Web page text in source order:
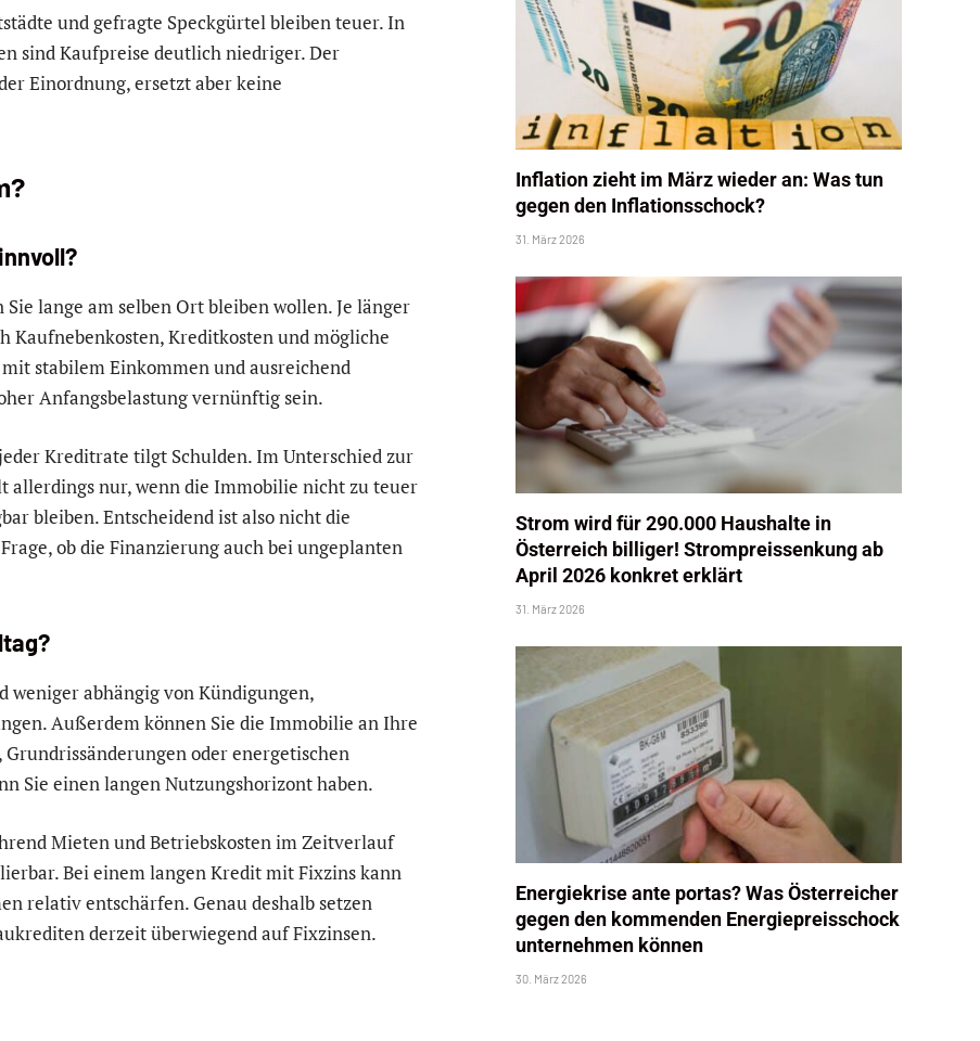
und gefragte Speckgürtel bleiben teuer. In
sind Kaufpreise deutlich niedriger. Der
Einordnung, ersetzt aber keine
lange am selben Ort bleiben wollen. Je länger
Kaufnebenkosten, Kreditkosten und mögliche
stabilem Einkommen und ausreichend
Anfangsbelastung vernünftig sein.
Kreditrate tilgt Schulden. Im Unterschied zur
allerdings nur, wenn die Immobilie nicht zu teuer
bleiben. Entscheidend ist also nicht die
ob die Finanzierung auch bei ungeplanten
weniger abhängig von Kündigungen,
Außerdem können Sie die Immobilie an Ihre
oder energetischen
Sie einen langen Nutzungshorizont haben.
Mieten und Betriebskosten im Zeitverlauf
Bei einem langen Kredit mit Fixzins kann
relativ entschärfen. Genau deshalb setzen
derzeit überwiegend auf Fixzinsen.
Inflation zieht im März wieder an: Was tun
gegen den Inflationsschock?
31. März 2026
Strom wird für 290.000 Haushalte in
Österreich billiger! Strompreissenkung ab
April 2026 konkret erklärt
31. März 2026
Energiekrise ante portas? Was Österreicher
gegen den kommenden Energiepreisschock
unternehmen können
30. März 2026